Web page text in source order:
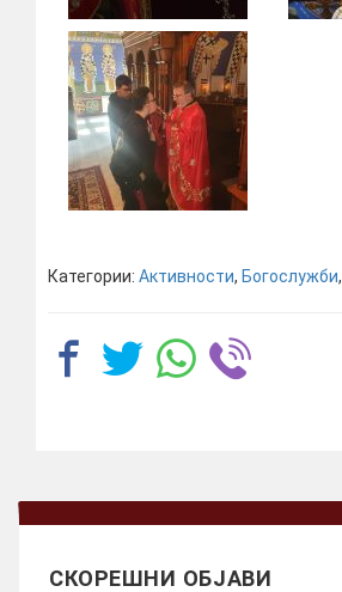
Категории: Активности, Богослужби,
СКОРЕШНИ ОБЈАВИ